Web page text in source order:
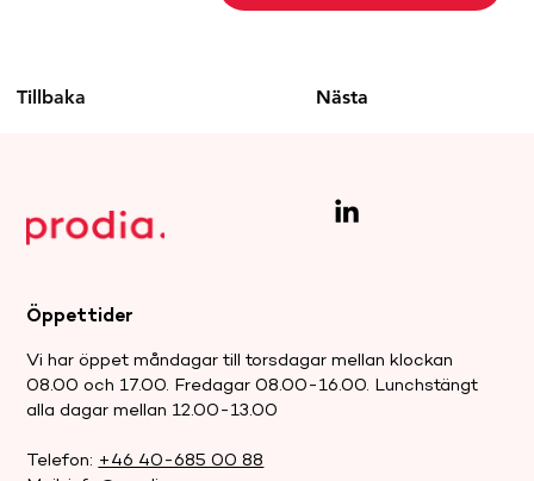
Tillbaka Nästa
Öppettider
Vi har öppet måndagar till torsdagar mellan klockan
08.00 och 17.00. Fredagar 08.00-16.00. Lunchstängt
alla dagar mellan 12.00-13.00
Telefon: +46 40-685 00 88